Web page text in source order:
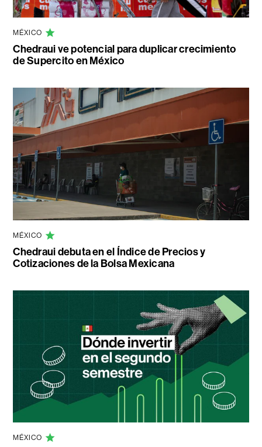
MÉXICO
Chedraui ve potencial para duplicar crecimiento
de Supercito en México
MÉXICO
Chedraui debuta en el Índice de Precios y
Cotizaciones de la Bolsa Mexicana
MÉXICO